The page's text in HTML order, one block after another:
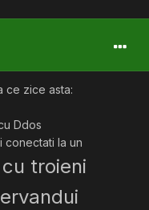
ce zice asta:
Ddos
conectati la un
troieni